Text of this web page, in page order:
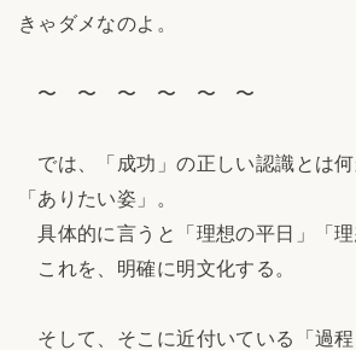
きゃダメなのよ。
〜 〜 〜 〜 〜 〜
では、「成功」の正しい認識とは
「ありたい姿」。
具体的に言うと「理想の平日」「理
これを、明確に明文化する。
そして、そこに近付いている「過